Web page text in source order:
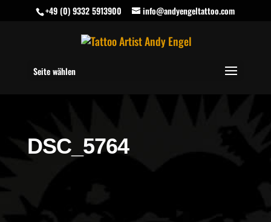
+49 (0) 9332 5913900 info@andyengeltattoo.com
Seite wählen
DSC_5764